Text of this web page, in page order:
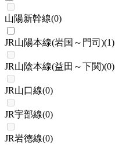
山陽新幹線(0)
JR山陽本線(岩国～門司)(1)
JR山陰本線(益田～下関)(0)
JR山口線(0)
JR宇部線(0)
JR岩徳線(0)